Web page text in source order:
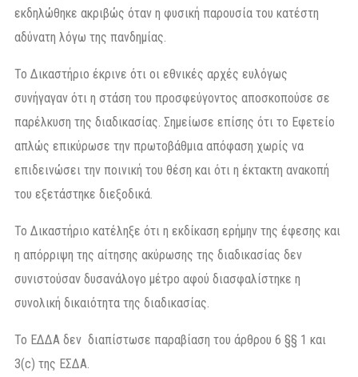
εκδηλώθηκε ακριβώς όταν η φυσική παρουσία του κατέστη
αδύνατη λόγω της πανδημίας.
Το Δικαστήριο έκρινε ότι οι εθνικές αρχές ευλόγως
συνήγαγαν ότι η στάση του προσφεύγοντος αποσκοπούσε σε
παρέλκυση της διαδικασίας. Σημείωσε επίσης ότι το Εφετείο
απλώς επικύρωσε την πρωτοβάθμια απόφαση χωρίς να
επιδεινώσει την ποινική του θέση και ότι η έκτακτη ανακοπή
του εξετάστηκε διεξοδικά.
Το Δικαστήριο κατέληξε ότι η εκδίκαση ερήμην της έφεσης και
η απόρριψη της αίτησης ακύρωσης της διαδικασίας δεν
συνιστούσαν δυσανάλογο μέτρο αφού διασφαλίστηκε η
συνολική δικαιότητα της διαδικασίας.
Το ΕΔΔΑ δεν διαπίστωσε παραβίαση του άρθρου 6 §§ 1 και
3(c) της ΕΣΔΑ.